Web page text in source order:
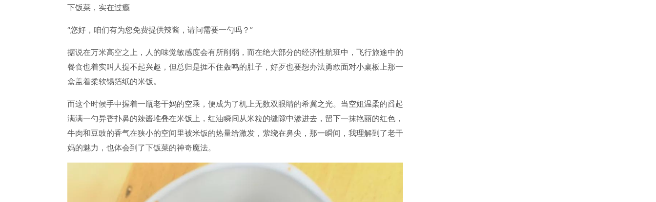
下饭菜，实在过瘾
“您好，咱们有为您免费提供辣酱，请问需要一勺吗？”
据说在万米高空之上，人的味觉敏感度会有所削弱，而在绝大部分的经济性航班中，飞行旅途中的
餐食也着实叫人提不起兴趣，但总归是捱不住轰鸣的肚子，好歹也要想办法勇敢面对小桌板上那一
盒盖着柔软锡箔纸的米饭。
而这个时候手中握着一瓶老干妈的空乘，便成为了机上无数双眼睛的希冀之光。当空姐温柔的舀起
满满一勺异香扑鼻的辣酱堆叠在米饭上，红油瞬间从米粒的缝隙中渗进去，留下一抹艳丽的红色，
牛肉和豆豉的香气在狭小的空间里被米饭的热量给激发，萦绕在鼻尖，那一瞬间，我理解到了老干
妈的魅力，也体会到了下饭菜的神奇魔法。